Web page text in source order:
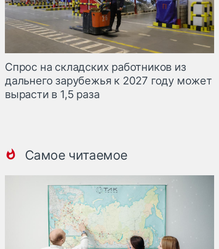
Спрос на складских работников из
дальнего зарубежья к 2027 году может
вырасти в 1,5 раза
Самое читаемое